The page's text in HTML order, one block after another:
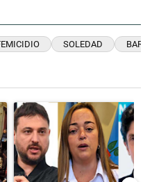
SOLEDAD
"Qué queda de la ley de
Un artículo de tendencia con el